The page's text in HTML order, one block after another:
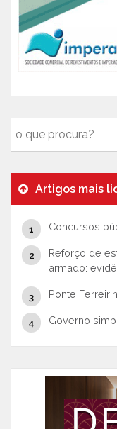
Artigos mais
Concursos
Reforço de
armado:
Ponte
Governo